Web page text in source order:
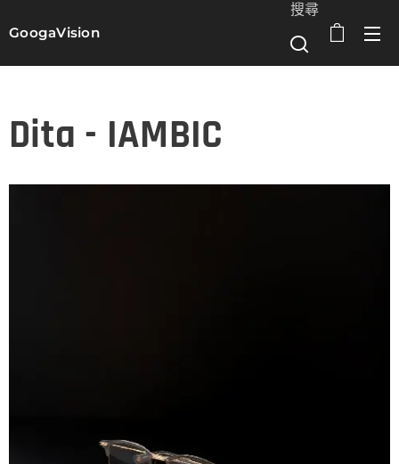
GoogaVision
搜尋
Dita - IAMBIC